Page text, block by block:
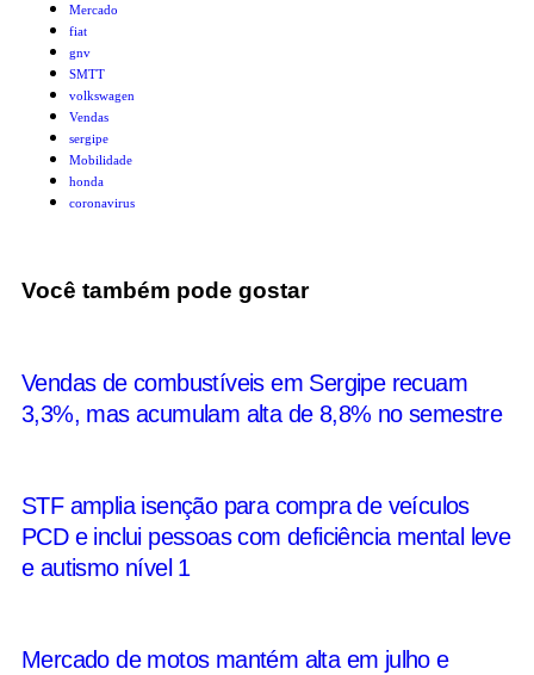
Mercado
fiat
gnv
SMTT
volkswagen
Vendas
sergipe
Mobilidade
honda
coronavirus
Você também pode gostar
Vendas de combustíveis em Sergipe recuam
3,3%, mas acumulam alta de 8,8% no semestre
STF amplia isenção para compra de veículos
PCD e inclui pessoas com deficiência mental leve
e autismo nível 1
Mercado de motos mantém alta em julho e